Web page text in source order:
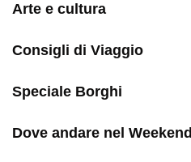
Arte e cultura
Consigli di Viaggio
Speciale Borghi
Dove andare nel Weekend